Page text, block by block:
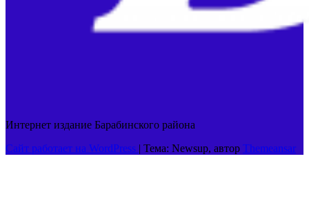
Интернет издание Барабинского района
Сайт работает на WordPress | Тема: Newsup, автор Themeansar